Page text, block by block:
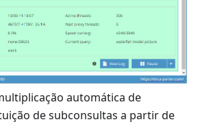
automática de
de subconsultas a partir de